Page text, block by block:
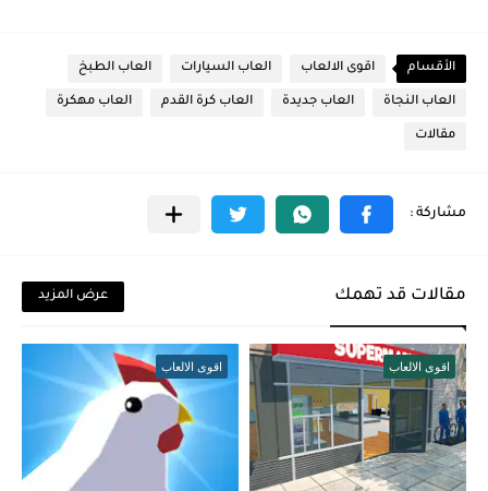
الأقسام اقوى الالعاب العاب السيارات العاب الطبخ
العاب النجاة العاب جديدة العاب كرة القدم العاب مهكرة
مقالات
مقالات قد تهمك عرض المزيد
اقوى الالعاب اقوى الالعاب